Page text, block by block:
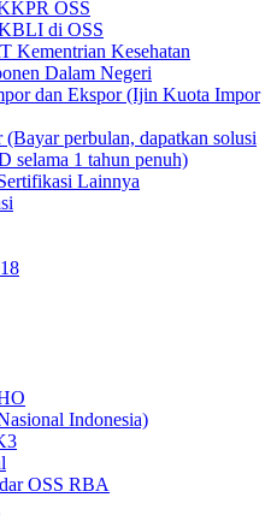
OSS
di OSS
Kementrian Kesehatan
Dalam Negeri
dan Ekspor (Ijin Kuota Impor
(Bayar perbulan, dapatkan solusi
selama 1 tahun penuh)
Lainnya
Indonesia)
OSS RBA